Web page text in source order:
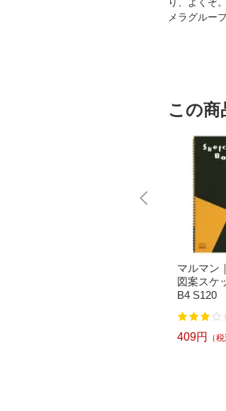
メラグルー
この商
マルマン
図案スケ
B4 S120
409円 （